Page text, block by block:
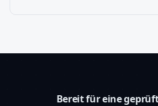
Bereit für eine